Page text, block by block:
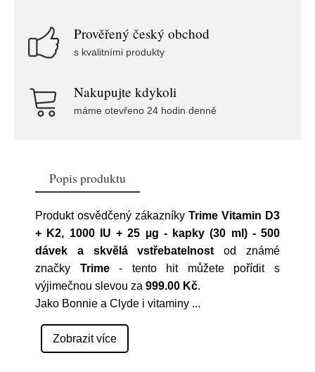
Prověřený český obchod
s kvalitními produkty
Nakupujte kdykoli
máme otevřeno 24 hodin denně
Popis produktu
Produkt osvědčený zákazníky Trime Vitamin D3
+ K2, 1000 IU + 25 µg - kapky (30 ml) - 500
dávek a skvělá vstřebatelnost od známé
značky Trime- tento hit můžete pořídit s
výjimečnou slevou za 999.00 Kč.
Jako Bonnie a Clyde i vitaminy ...
Zobrazit více